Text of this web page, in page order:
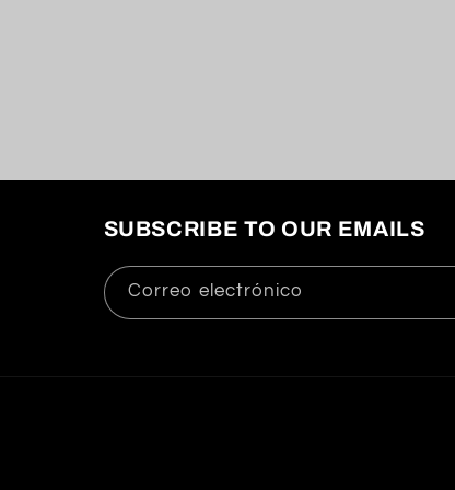
SUBSCRIBE TO OUR EMAILS
Correo electrónico